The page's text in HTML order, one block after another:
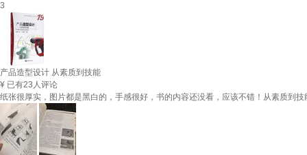
3
产品造型设计 从素质到技能
¥ 已有23人评论
纸张很厚实，图片都是黑白的，手感很好，书的内容还没看，应该不错！从素质到技